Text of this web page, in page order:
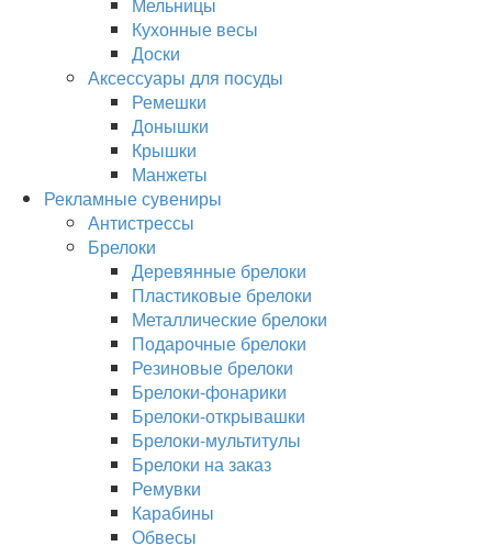
Кухонные весы
Доски
Аксессуары для посуды
Ремешки
Донышки
Крышки
Манжеты
Рекламные сувениры
Антистрессы
Брелоки
Деревянные брелоки
Пластиковые брелоки
Металлические брелоки
Подарочные брелоки
Резиновые брелоки
Брелоки-фонарики
Брелоки-открывашки
Брелоки-мультитулы
Брелоки на заказ
Ремувки
Карабины
Обвесы